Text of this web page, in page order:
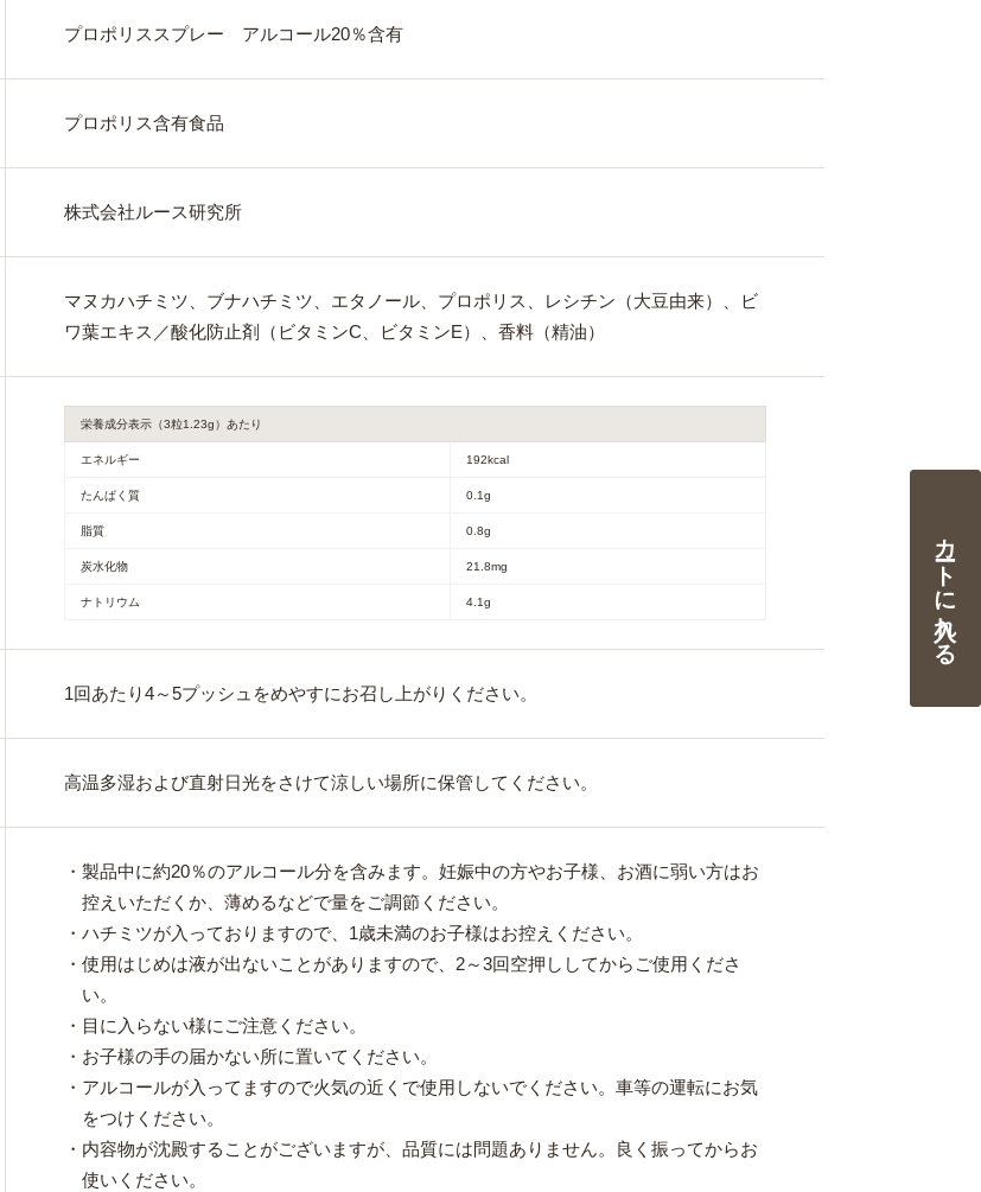
プロポリススプレー アルコール20％含有
プロポリス含有食品
株式会社ルース研究所
マヌカハチミツ、ブナハチミツ、エタノール、プロポリス、レシチン（大豆由来）、ビ
ワ葉エキス／酸化防止剤（ビタミンC、ビタミンE）、香料（精油）
栄養成分表示（3粒1.23g）あたり
エネルギー 192kcal
たんぱく質 0.1g
脂質 0.8g
炭水化物 21.8mg
ナトリウム 4.1g
1回あたり4～5プッシュをめやすにお召し上がりください。
高温多湿および直射日光をさけて涼しい場所に保管してください。
・製品中に約20％のアルコール分を含みます。妊娠中の方やお子様、お酒に弱い方はお
控えいただくか、薄めるなどで量をご調節ください。
・ハチミツが入っておりますので、1歳未満のお子様はお控えください。
・使用はじめは液が出ないことがありますので、2～3回空押ししてからご使用くださ
い。
・目に入らない様にご注意ください。
・お子様の手の届かない所に置いてください。
・アルコールが入ってますので火気の近くで使用しないでください。車等の運転にお気
をつけください。
・内容物が沈殿することがございますが、品質には問題ありません。良く振ってからお
使いください。
カートに入れる